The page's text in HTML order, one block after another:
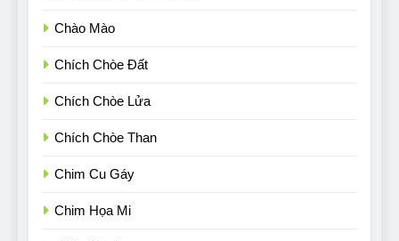
Chào Mào
Chích Chòe Đất
Chích Chòe Lửa
Chích Chòe Than
Chim Cu Gáy
Chim Họa Mi